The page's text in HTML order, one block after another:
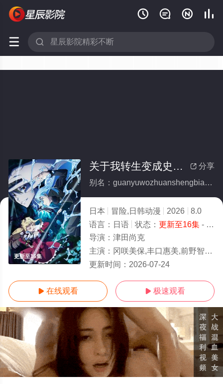
   
 
更新至16集
 分享
关于我转生变成史莱姆这档事第四季
别名：guanyuwozhuanshengbianchengshilaimuzhedangshidisiji
日本 冒险,日韩动漫 2026
8.0
语言： 日语 状态： 更新至16集- 免费在线观看
导演： 津田尚克
主演： 冈咲美保,丰口惠美,前野智昭,古川慎,千本木彩花,市道真央,江口拓也,大塚芳忠,山本兼平,泊明日菜,小林亲弘,日高里菜,春
更新时间： 2026-07-24
 在线观看  极速观看